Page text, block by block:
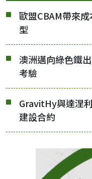
歐盟CBAM帶來
型
澳洲邁向綠色鐵
考驗
GravitHy與達涅
建設合約